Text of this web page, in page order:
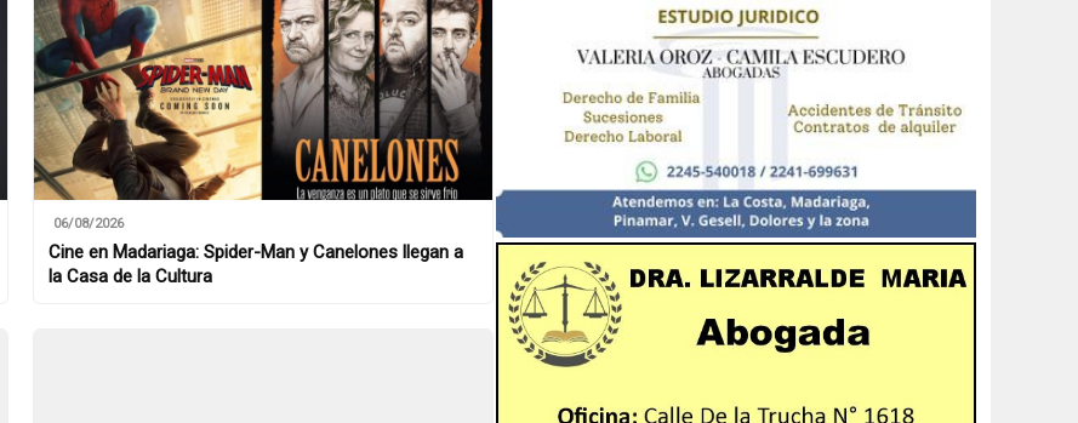
06/08/2026
Cine en Madariaga: Spider-Man y Canelones llegan a
la Casa de la Cultura